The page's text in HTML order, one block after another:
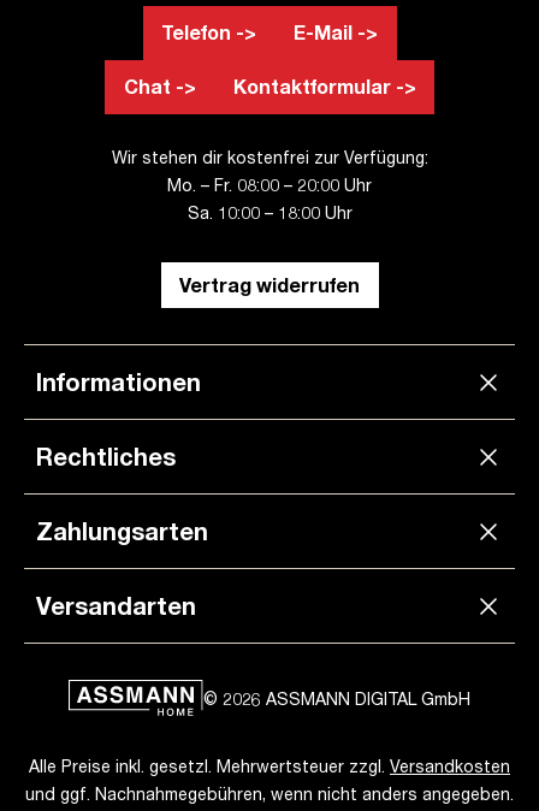
Telefon -> E-Mail ->
Chat -> Kontaktformular ->
Wir stehen dir kostenfrei zur Verfügung:
Mo. – Fr. 08:00 – 20:00 Uhr
Sa. 10:00 – 18:00 Uhr
Vertrag widerrufen
Informationen
Rechtliches
Zahlungsarten
Versandarten
© 2026 ASSMANN DIGITAL GmbH
Alle Preise inkl. gesetzl. Mehrwertsteuer zzgl. Versandkosten
und ggf. Nachnahmegebühren, wenn nicht anders angegeben.